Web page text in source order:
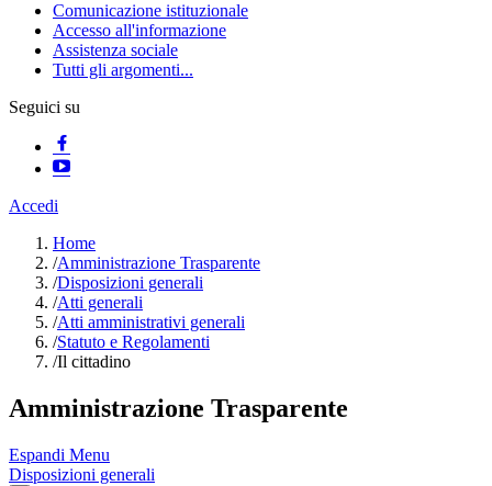
Comunicazione istituzionale
Accesso all'informazione
Assistenza sociale
Tutti gli argomenti...
Seguici su
Accedi
Home
/Amministrazione Trasparente
/Disposizioni generali
/Atti generali
/Atti amministrativi generali
/Statuto e Regolamenti
/Il cittadino
Amministrazione Trasparente
Espandi Menu
Disposizioni generali